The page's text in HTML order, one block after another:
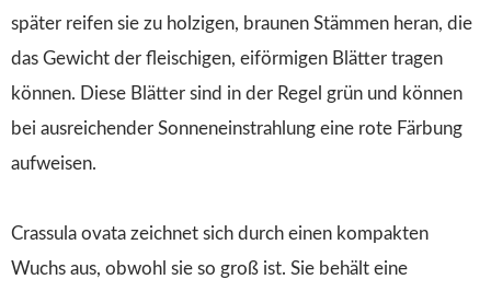
später reifen sie zu holzigen, braunen Stämmen heran, die
das Gewicht der fleischigen, eiförmigen Blätter tragen
können. Diese Blätter sind in der Regel grün und können
bei ausreichender Sonneneinstrahlung eine rote Färbung
aufweisen.
Crassula ovata zeichnet sich durch einen kompakten
Wuchs aus, obwohl sie so groß ist. Sie behält eine